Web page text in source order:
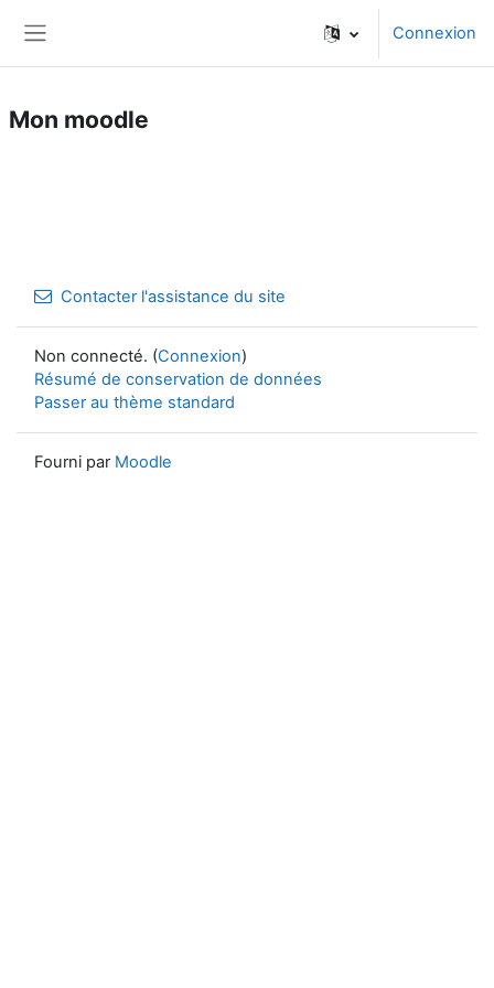
Connexion
Mon moodle
Contacter l'assistance du site
Non connecté. (Connexion)
Résumé de conservation de données
Passer au thème standard
Fourni par Moodle